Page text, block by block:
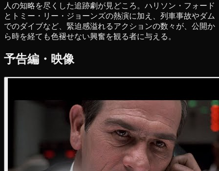
人の知略を尽くした追跡劇が見どころ。ハリソン・フォード
とトミー・リー・ジョーンズの熱演に加え、列車事故やダム
でのダイブなど、緊迫感溢れるアクションの数々が、公開か
ら時を経ても色褪せない興奮を観る者に与える。
予告編・映像